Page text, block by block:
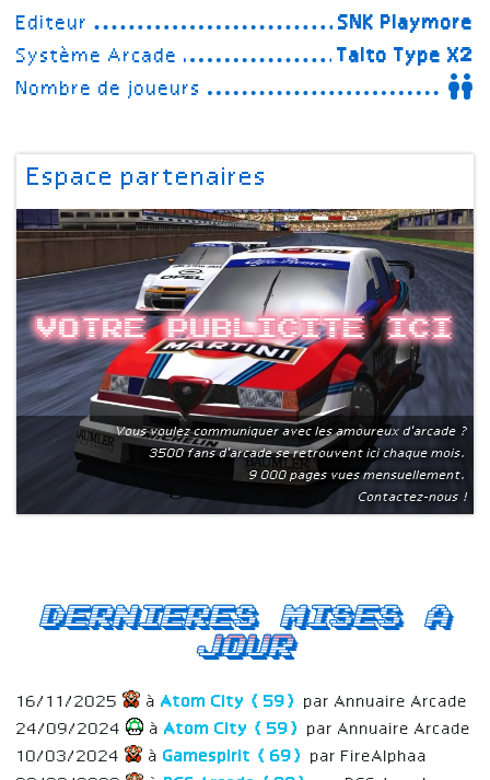
Editeur
SNK Playmore
Système Arcade
Taito Type X2
Nombre de joueurs
Espace partenaires
Votre publicite ici
Vous voulez communiquer avec les amoureux d'arcade ?
3500 fans d'arcade se retrouvent ici chaque mois.
9 000 pages vues mensuellement.
Contactez-nous !
Dernieres mises a
jour
16/11/2025 à Atom City (59)
par Annuaire Arcade
24/09/2024
à Atom City (59)
par Annuaire Arcade
10/03/2024
à Gamespirit (69)
par FireAlphaa